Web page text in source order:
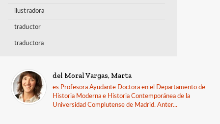
ilustradora
traductor
traductora
del Moral Vargas, Marta
es Profesora Ayudante Doctora en el Departamento de
Historia Moderna e Historia Contemporánea de la
Universidad Complutense de Madrid. Anter...